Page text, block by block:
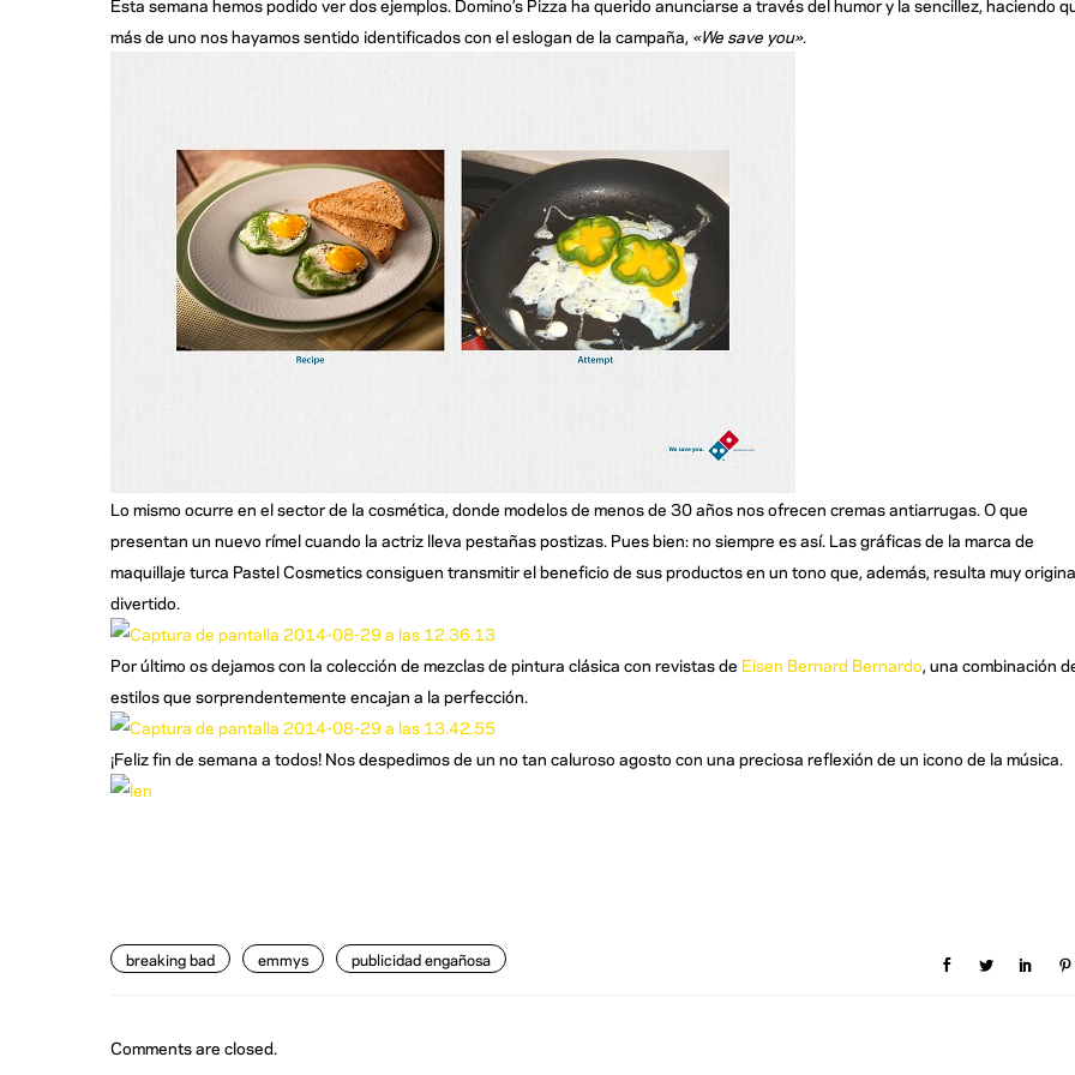
más de uno nos hayamos sentido identificados con el eslogan de la campaña, «We save you».
Lo mismo ocurre en el sector de la cosmética, donde modelos de menos de 30 años nos ofrecen cremas antiarrugas. O que
presentan un nuevo rímel cuando la actriz lleva pestañas postizas. Pues bien: no siempre es así. Las gráficas de la marca de
maquillaje turca Pastel Cosmetics consiguen transmitir el beneficio de sus productos en un tono que, además, resulta muy
divertido.
Por último os dejamos con la colección de mezclas de pintura clásica con revistas de Eisen Bernard Bernardo , una combinación
estilos que sorprendentemente encajan a la perfección.
¡Feliz fin de semana a todos! Nos despedimos de un no tan caluroso agosto con una preciosa reflexión de un icono de la música.
breaking bad emmys publicidad engañosa
Comments are closed.